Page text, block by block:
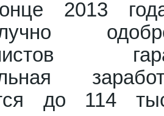
2013
до 114